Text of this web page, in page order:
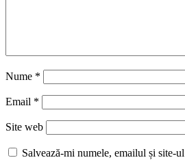
Nume *
Email *
Site web
Salvează-mi numele, emailul și site-